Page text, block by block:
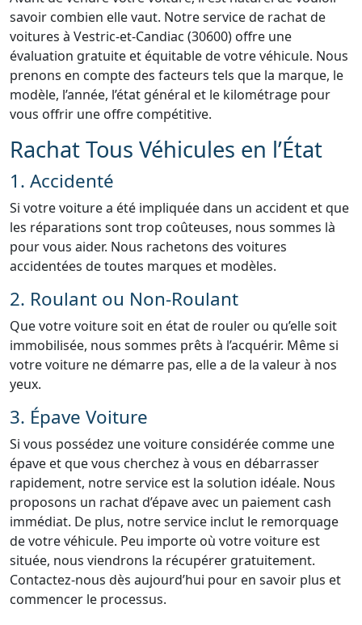
savoir combien elle vaut. Notre service de rachat de
voitures à Vestric-et-Candiac (30600) offre une
évaluation gratuite et équitable de votre véhicule. Nous
prenons en compte des facteurs tels que la marque, le
modèle, l’année, l’état général et le kilométrage pour
vous offrir une offre compétitive.
Rachat Tous Véhicules en l’État
1. Accidenté
Si votre voiture a été impliquée dans un accident et que
les réparations sont trop coûteuses, nous sommes là
pour vous aider. Nous rachetons des voitures
accidentées de toutes marques et modèles.
2. Roulant ou Non-Roulant
Que votre voiture soit en état de rouler ou qu’elle soit
immobilisée, nous sommes prêts à l’acquérir. Même si
votre voiture ne démarre pas, elle a de la valeur à nos
yeux.
3. Épave Voiture
Si vous possédez une voiture considérée comme une
épave et que vous cherchez à vous en débarrasser
rapidement, notre service est la solution idéale. Nous
proposons un rachat d’épave avec un paiement cash
immédiat. De plus, notre service inclut le remorquage
de votre véhicule. Peu importe où votre voiture est
située, nous viendrons la récupérer gratuitement.
Contactez-nous dès aujourd’hui pour en savoir plus et
commencer le processus.